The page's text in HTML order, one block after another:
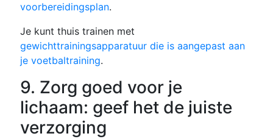
voorbereidingsplan.
Je kunt thuis trainen met
gewichttrainingsapparatuur die is aangepast aan
je voetbaltraining.
9. Zorg goed voor je
lichaam: geef het de juiste
verzorging